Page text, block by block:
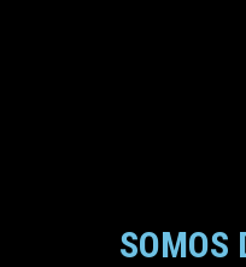
SOMOS